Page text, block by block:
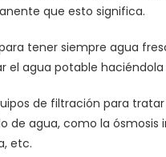
que esto significa.
tener siempre agua
agua potable haciéndola
de filtración para
agua, como la ósmosis
etc.